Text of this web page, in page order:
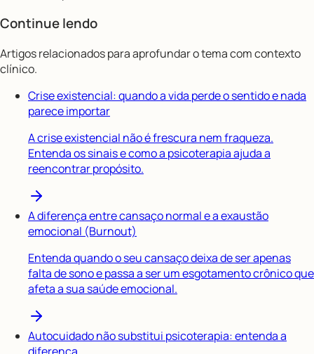
Continue lendo
Artigos relacionados para aprofundar o tema com contexto
clínico.
Crise existencial: quando a vida perde o sentido e nada
parece importar
A crise existencial não é frescura nem fraqueza.
Entenda os sinais e como a psicoterapia ajuda a
reencontrar propósito.
A diferença entre cansaço normal e a exaustão
emocional (Burnout)
Entenda quando o seu cansaço deixa de ser apenas
falta de sono e passa a ser um esgotamento crônico que
afeta a sua saúde emocional.
Autocuidado não substitui psicoterapia: entenda a